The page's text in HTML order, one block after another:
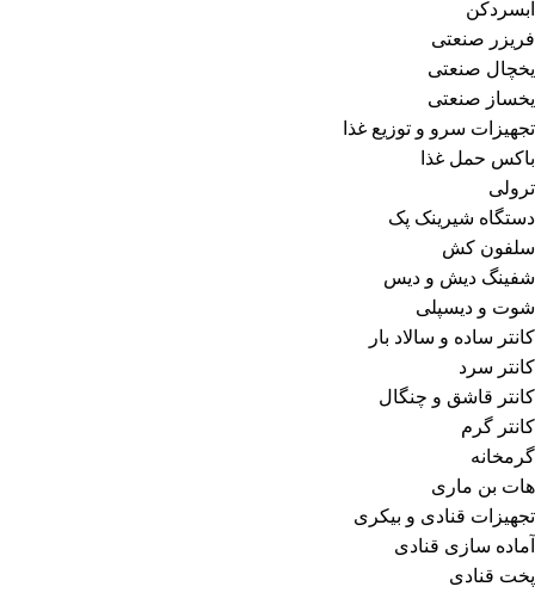
آبسردکن
فریزر صنعتی
یخچال صنعتی
یخساز صنعتی
تجهیزات سرو و توزیع غذا
باکس حمل غذا
ترولی
دستگاه شیرینک پک
سلفون کش
شفینگ دیش و دیس
شوت و دیسپلی
کانتر ساده و سالاد بار
کانتر سرد
کانتر قاشق و چنگال
کانتر گرم
گرمخانه
هات بن ماری
تجهیزات قنادی و بیکری
آماده سازی قنادی
پخت قنادی